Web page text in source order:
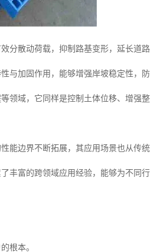
分散动荷载，抑制路基变形，延长道路
与加固作用，能够增强岸坡稳定性，防
领域，它同样是控制土体位移、增强
能边界不断拓展，其应用场景也从传
丰富的跨领域应用经验，能够为不同
根本。